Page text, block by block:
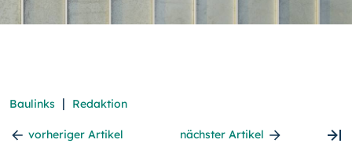
Baulinks | Redaktion
vorheriger Artikel nächster Artikel